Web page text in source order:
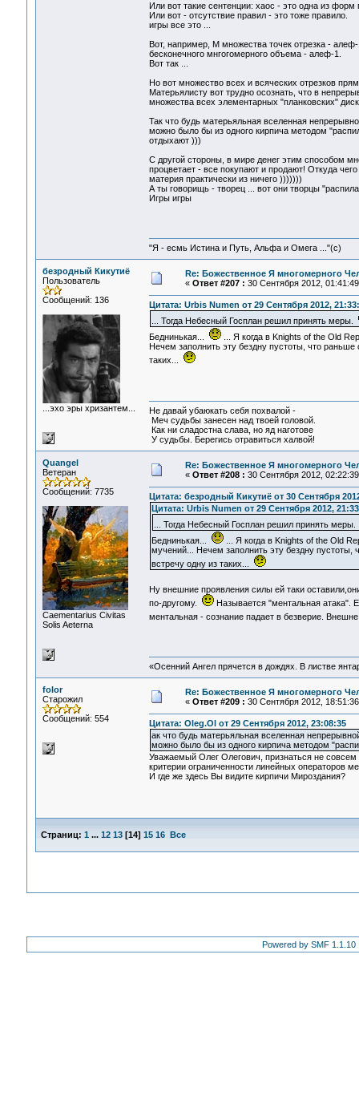
Или вот такие сентенции: хаос - это одна из форм
Или вот - отсутствие правил - это тоже правило.
игры все это ...
Вот, например, М множества точек отрезка -
бесконечного мнгогомерного объема - алеф-1.
Вот так ...
Но вот множество всех и всяческих отрезков
Матерьялисту вот трудно осознать, что в
множества всех элементарных "планковских"
Так что будь матерьяльная вселенная
можно было бы из одного кирпича методом
отдыхают )))
С другой стороны, в мире денег этим способом
процветает - все покупают и продают! Откуда
материя практически из ничего )))))))
А ты говорищь - творец ... вот они творцы
Игры игры
"Я - есмь Истина и Путь, Альфа и Омега ..."(с)
безродный Кикутиё
Пользователь
Сообщений: 136
...эхо эры хризантем...
Re: Божественное Я многомерного
« Ответ #207 : 30 Сентября 2012,
Цитата: Urbis Numen от 29 Сентября 2012,
... Тогда Небесный Госплан решил принять меры.
Беднинькая...
... Я когда в Knights of the Old
Нечем заполнить эту бездну пустоты, что
таких...
Не давай убаюкать себя похвалой -
Меч судьбы занесен над твоей головой.
Как ни сладостна слава, но яд наготове
У судьбы. Берегись отравиться халвой!
Quangel
Ветеран
Сообщений: 7735
Сaementarius Civitas
Solis Aeterna
Re: Божественное Я многомерного
« Ответ #208 : 30 Сентября 2012,
Цитата: безродный Кикутиё от 30 Сентября
Цитата: Urbis Numen от 29 Сентября 2012,
... Тогда Небесный Госплан решил принять
Беднинькая...
... Я когда в Knights of the Old
мучений... Нечем заполнить эту бездну пустоты,
встречу одну из таких...
Ну внешние проявления силы ей таки
по-другому.
Называется "ментальная атака".
ментальная - сознание падает в безверие.
«Осенний Ангел прячется в дождях. В листве
folor
Старожил
Сообщений: 554
Re: Божественное Я многомерного
« Ответ #209 : 30 Сентября 2012,
Цитата: Oleg.Ol от 29 Сентября 2012, 23:08:35
ак что будь матерьяльная вселенная
можно было бы из одного кирпича методом
Уважаемый Олег Олегович, признаться не
критерии ограниченности линейных операторов
И где же здесь Вы видите кирпичи Мироздания?
Страниц: 1 ... 12 13[14] 15 16 Все
Powered by SMF 1.1.10